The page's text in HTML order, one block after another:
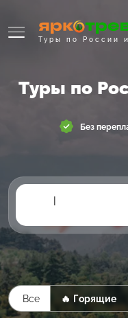
Туры по России
Туры по
Без
|
Все 🔥 Горящие